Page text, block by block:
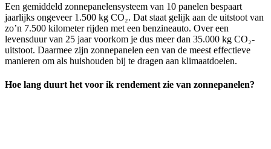
Een gemiddeld zonnepanelensysteem van 10 panelen bespaart
jaarlijks ongeveer 1.500 kg CO₂. Dat staat gelijk aan de uitstoot van
zo’n 7.500 kilometer rijden met een benzineauto. Over een
levensduur van 25 jaar voorkom je dus meer dan 35.000 kg CO₂-
uitstoot. Daarmee zijn zonnepanelen een van de meest effectieve
manieren om als huishouden bij te dragen aan klimaatdoelen.
Hoe lang duurt het voor ik rendement zie van zonnepanelen?